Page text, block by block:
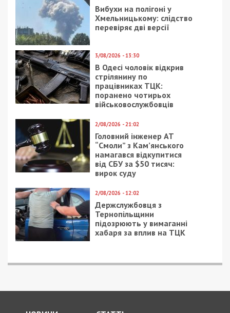
Региональное представительство “Save the
Children” через БФ “Дарим радость” оказывает
финансовую помощь семьям с детьми. Сегодня
волонтерский проект «Штурм-Помощь»
охватывает такие города Украины как Рубежное,
Харьков, Лисичанск, Северодонецк, Мариуполь,
Краматорск, Димитров, Кременная, Мирноград,
Дружковка, Мелитополь, Славянск, Украинский,